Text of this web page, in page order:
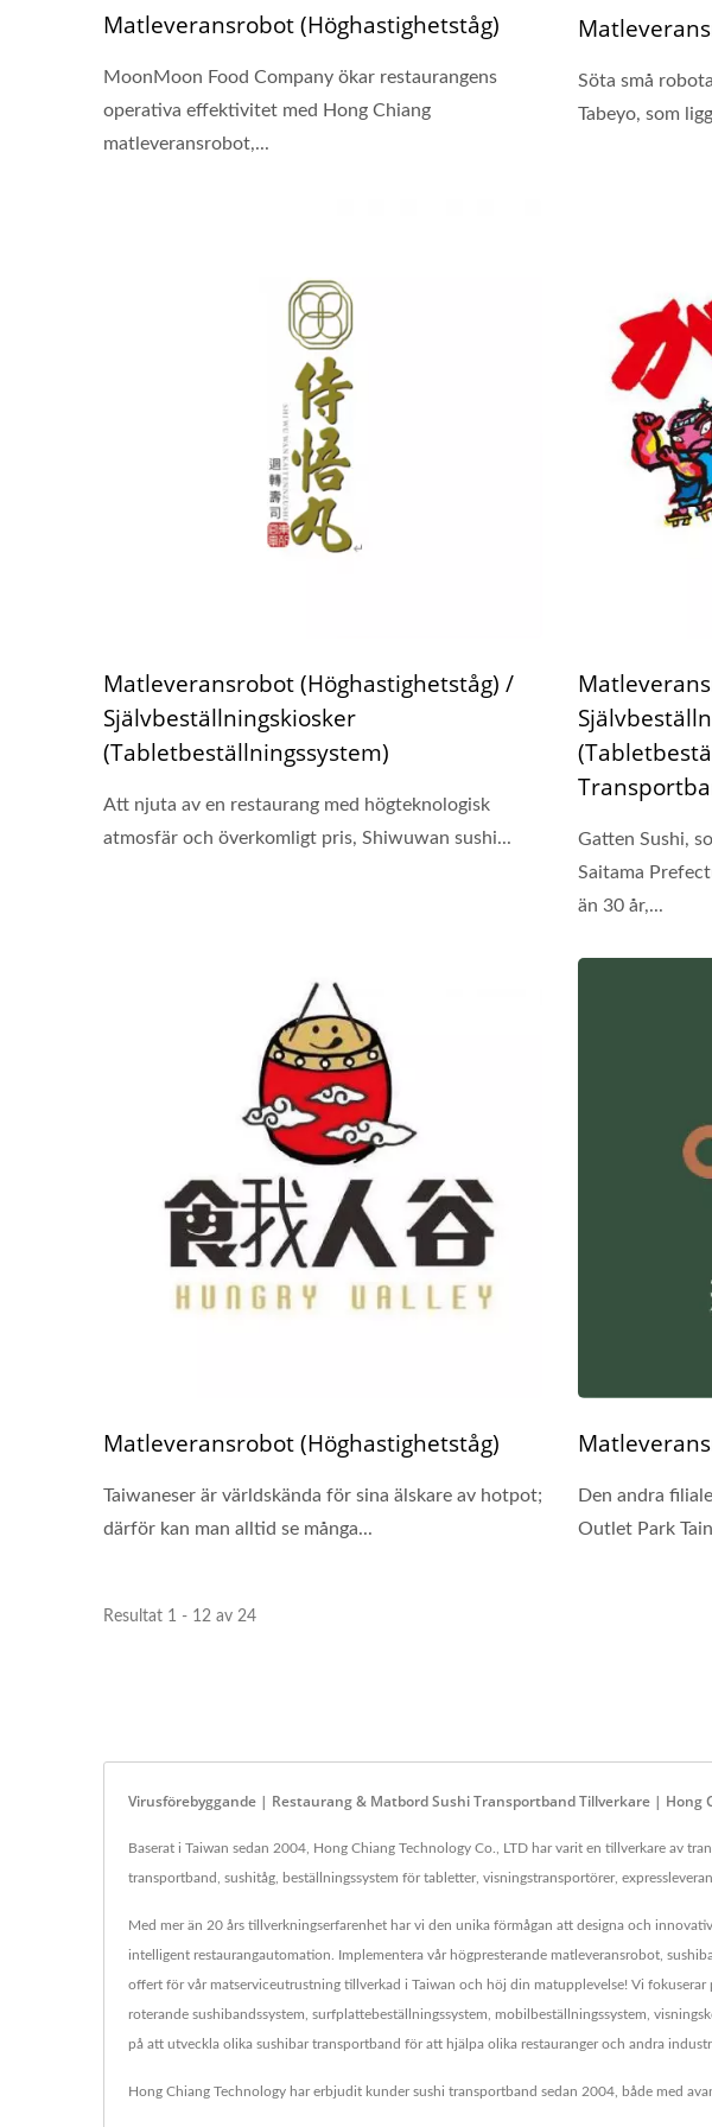
Matleveransrobot (Höghastighetståg)
MoonMoon Food Company ökar restaurangens
operativa effektivitet med Hong Chiang
matleveransrobot,...
Söta små
Tabeyo, som
Matleveransrobot (Höghastighetståg) /
Självbeställningskiosker
(Tabletbeställningssystem)
Att njuta av en restaurang med högteknologisk
atmosfär och överkomligt pris, Shiwuwan sushi...
Gatten Sushi,
Saitama
än 30 år,...
Matleveransrobot (Höghastighetståg)
Taiwaneser är världskända för sina älskare av hotpot;
därför kan man alltid se många...
Den andra
Outlet Park
Resultat 1 - 12 av 24
Virusförebyggande | Restaurang & Matbord Sushi Transportband Tillverkare | Hong
Baserat i Taiwan sedan 2004, Hong Chiang Technology Co., LTD har varit en tillverkare av
transportband, sushitåg, beställningssystem för tabletter, visningstransportörer,
Med mer än 20 års tillverkningserfarenhet har vi den unika förmågan att designa och
intelligent restaurangautomation. Implementera vår högpresterande matleveransrobot,
offert för vår matserviceutrustning tillverkad i Taiwan och höj din matupplevelse! Vi
roterande sushibandssystem, surfplattebeställningssystem, mobilbeställningssystem,
på att utveckla olika sushibar transportband för att hjälpa olika restauranger och andra
Hong Chiang Technology har erbjudit kunder sushi transportband sedan 2004, både med